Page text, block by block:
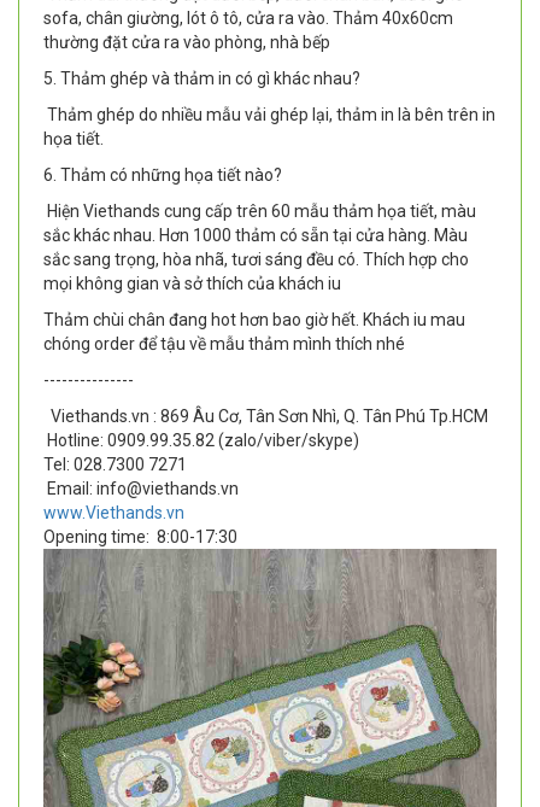
sofa, chân giường, lót ô tô, cửa ra vào. Thảm 40x60cm
thường đặt cửa ra vào phòng, nhà bếp
5. Thảm ghép và thảm in có gì khác nhau?
Thảm ghép do nhiều mẫu vải ghép lại, thảm in là bên trên in
họa tiết.
6. Thảm có những họa tiết nào?
Hiện Viethands cung cấp trên 60 mẫu thảm họa tiết, màu
sắc khác nhau. Hơn 1000 thảm có sẵn tại cửa hàng. Màu
sắc sang trọng, hòa nhã, tươi sáng đều có. Thích hợp cho
mọi không gian và sở thích của khách iu
Thảm chùi chân đang hot hơn bao giờ hết. Khách iu mau
chóng order để tậu về mẫu thảm mình thích nhé
---------------
Viethands.vn : 869 Âu Cơ, Tân Sơn Nhì, Q. Tân Phú Tp.HCM
Hotline: 0909.99.35.82 (zalo/viber/skype)
Tel: 028.7300 7271
Email: info@viethands.vn
www.Viethands.vn
Opening time: 8:00-17:30